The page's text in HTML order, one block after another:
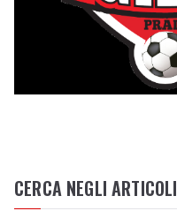
CERCA NEGLI ARTICOLI